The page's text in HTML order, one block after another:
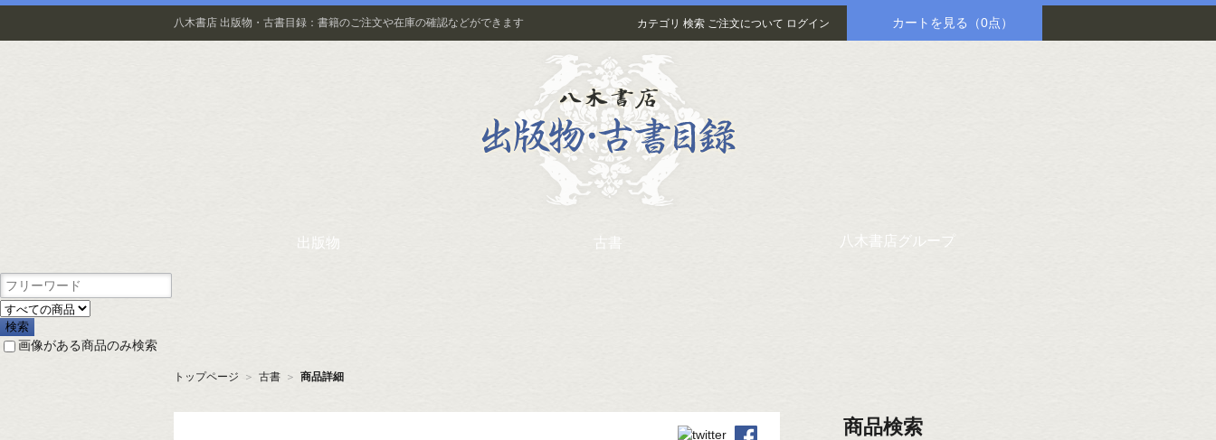
八木書店 出版物・古書目録：書籍のご注文や在庫の確認などができます カテゴリ 検索 ご注文について ログイン カートを見る （0点）
出版物 古書 八木書店グループ
画像がある商品のみ検索
トップページ ＞ 古書 ＞ 商品詳細
商品検索